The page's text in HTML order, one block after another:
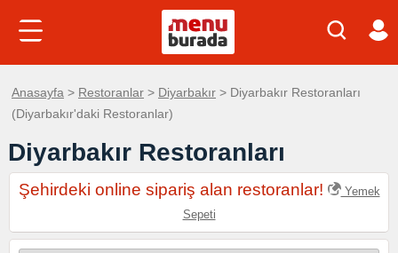
Anasayfa > Restoranlar > Diyarbakır > Diyarbakır Restoranları
(Diyarbakır'daki Restoranlar)
Diyarbakır Restoranları
Şehirdeki online sipariş alan restoranlar!
Yemek
Sepeti